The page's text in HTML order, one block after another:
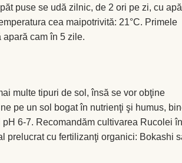
puse se udă zilnic, de 2 ori pe zi, cu apă
cea maipotrivită: 21°C. Primele
apară cam în 5 zile.
multe tipuri de sol, însă se vor obţine
pe un sol bogat în nutrienţi şi humus,
6-7. Recomandăm cultivarea Rucolei în
prelucrat cu fertilizanţi organici: Bokashi